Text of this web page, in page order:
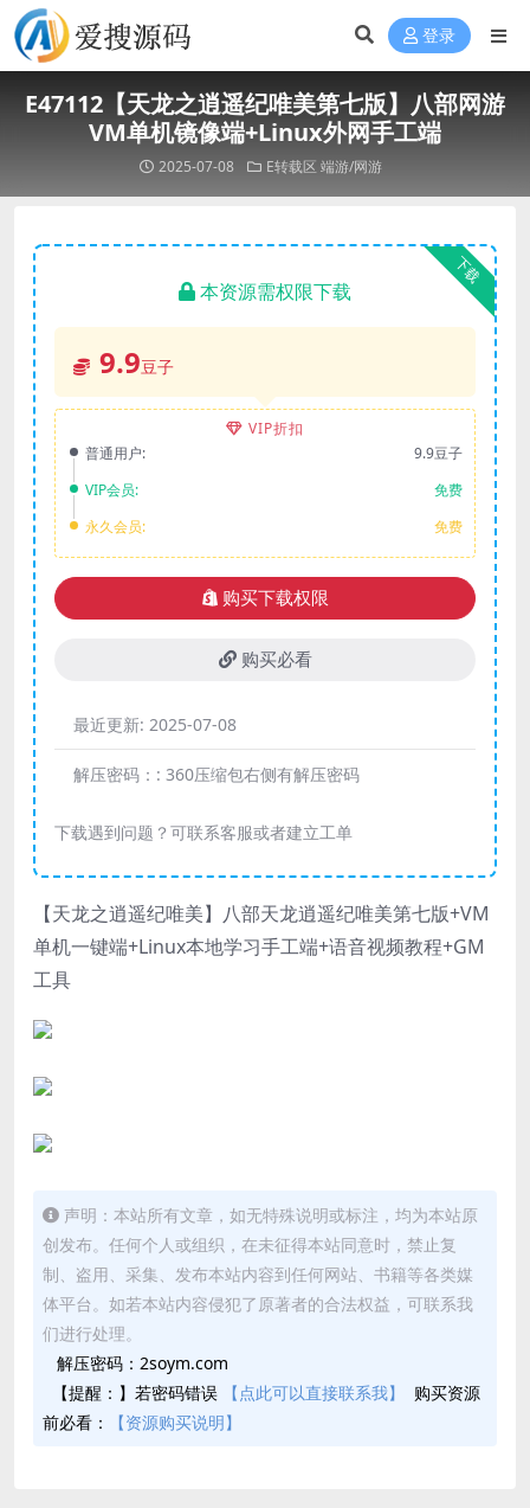
登录
E47112【天龙之逍遥纪唯美第七版】八部网游
VM单机镜像端+Linux外网手工端
2025-07-08 E转载区 端游/网游
下载
本资源需权限下载
9.9豆子
VIP折扣
普通用户:
9.9豆子
VIP会员:
免费
永久会员:
免费
购买下载权限
购买必看
最近更新: 2025-07-08
解压密码：: 360压缩包右侧有解压密码
下载遇到问题？可联系客服或者建立工单
【天龙之逍遥纪唯美】八部天龙逍遥纪唯美第七版+VM
单机一键端+Linux本地学习手工端+语音视频教程+GM
工具
声明：本站所有文章，如无特殊说明或标注，均为本站原
创发布。任何个人或组织，在未征得本站同意时，禁止复
制、盗用、采集、发布本站内容到任何网站、书籍等各类媒
体平台。如若本站内容侵犯了原著者的合法权益，可联系我
们进行处理。
解压密码：2soym.com
【提醒：】若密码错误
【点此可以直接联系我】
购买资源
前必看：
【资源购买说明】